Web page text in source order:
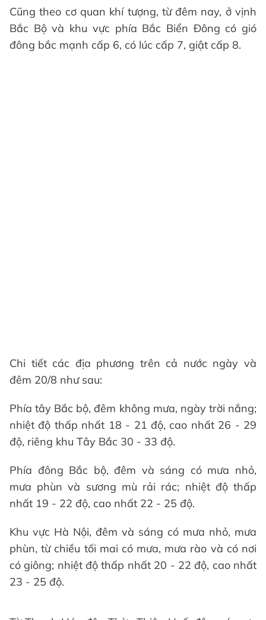
Cũng theo cơ quan khí tượng, từ đêm nay, ở vịnh
Bắc Bộ và khu vực phía Bắc Biển Đông có gió
đông bắc mạnh cấp 6, có lúc cấp 7, giật cấp 8.
Chi tiết các địa phương trên cả nước ngày và
đêm 20/8 như sau:
Phía tây Bắc bộ, đêm không mưa, ngày trời nắng;
nhiệt độ thấp nhất 18 - 21 độ, cao nhất 26 - 29
độ, riêng khu Tây Bắc 30 - 33 độ.
Phía đông Bắc bộ, đêm và sáng có mưa nhỏ,
mưa phùn và sương mù rải rác; nhiệt độ thấp
nhất 19 - 22 độ, cao nhất 22 - 25 độ.
Khu vực Hà Nội, đêm và sáng có mưa nhỏ, mưa
phùn, từ chiều tối mai có mưa, mưa rào và có nơi
có giông; nhiệt độ thấp nhất 20 - 22 độ, cao nhất
23 - 25 độ.